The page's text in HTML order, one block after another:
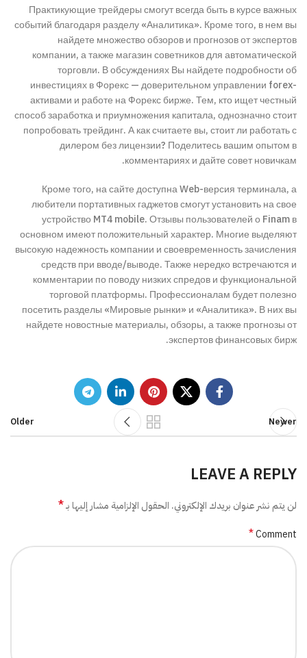
Практикующие трейдеры смогут всегда быть в курсе важных
событий благодаря разделу «Аналитика». Кроме того, в нем вы
найдете множество обзоров и прогнозов от экспертов
компании, а также магазин советников для автоматической
торговли. В обсуждениях Вы найдете подробности об
инвестициях в Форекс — доверительном управлении forex-
активами и работе на Форекс бирже. Тем, кто ищет честный
способ заработка и приумножения капитала, однозначно стоит
попробовать трейдинг. А как считаете вы, стоит ли работать с
дилером без лицензии? Поделитесь вашим опытом в
комментариях и дайте совет новичкам.
Кроме того, на сайте доступна Web-версия терминала, а
любители портативных гаджетов смогут установить на свое
устройство MT4 mobile. Отзывы пользователей о Finam в
основном имеют положительный характер. Многие выделяют
высокую надежность компании и своевременность зачисления
средств при вводе/выводе. Также нередко встречаются и
комментарии по поводу низких спредов и функциональной
торговой платформы. Профессионалам будет полезно
посетить разделы «Мировые рынки» и «Аналитика». В них вы
найдете новостные материалы, обзоры, а также прогнозы от
экспертов финансовых бирж.
Newer
Older
LEAVE A REPLY
لن يتم نشر عنوان بريدك الإلكتروني. الحقول الإلزامية مشار إليها بـ*
Comment
*